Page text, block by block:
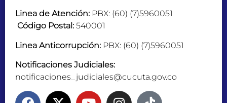
Linea de Atención: PBX: (60) (7)5960051
Código Postal: 540001
Linea Anticorrupción: PBX: (60) (7)5960051
Notificaciones Judiciales:
notificaciones_judiciales@cucuta.gov.co